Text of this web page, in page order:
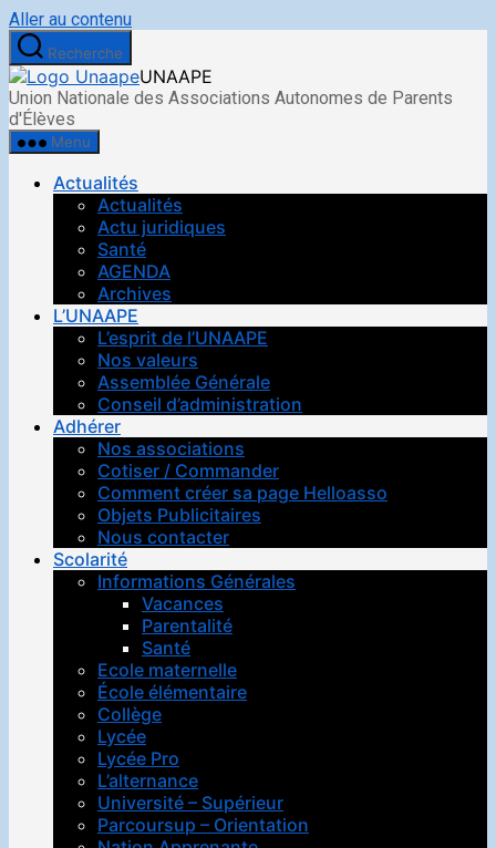
Aller au contenu
Recherche
UNAAPE
Union Nationale des Associations Autonomes de Parents
d'Élèves
Menu
Actualités
Actualités
Actu juridiques
Santé
AGENDA
Archives
L’UNAAPE
L’esprit de l’UNAAPE
Nos valeurs
Assemblée Générale
Conseil d’administration
Adhérer
Nos associations
Cotiser / Commander
Comment créer sa page Helloasso
Objets Publicitaires
Nous contacter
Scolarité
Informations Générales
Vacances
Parentalité
Santé
Ecole maternelle
École élémentaire
Collège
Lycée
Lycée Pro
L’alternance
Université – Supérieur
Parcoursup – Orientation